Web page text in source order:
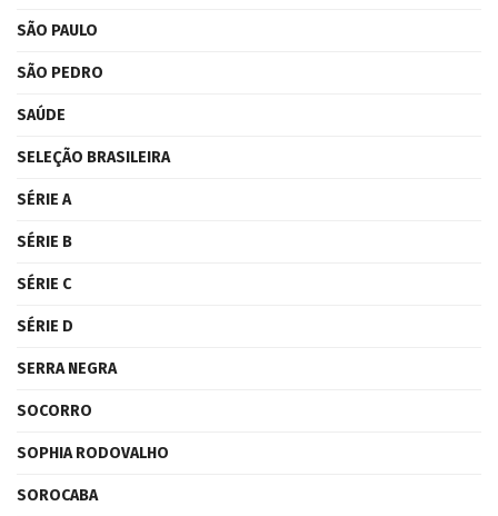
SÃO PAULO
SÃO PEDRO
SAÚDE
SELEÇÃO BRASILEIRA
SÉRIE A
SÉRIE B
SÉRIE C
SÉRIE D
SERRA NEGRA
SOCORRO
SOPHIA RODOVALHO
SOROCABA